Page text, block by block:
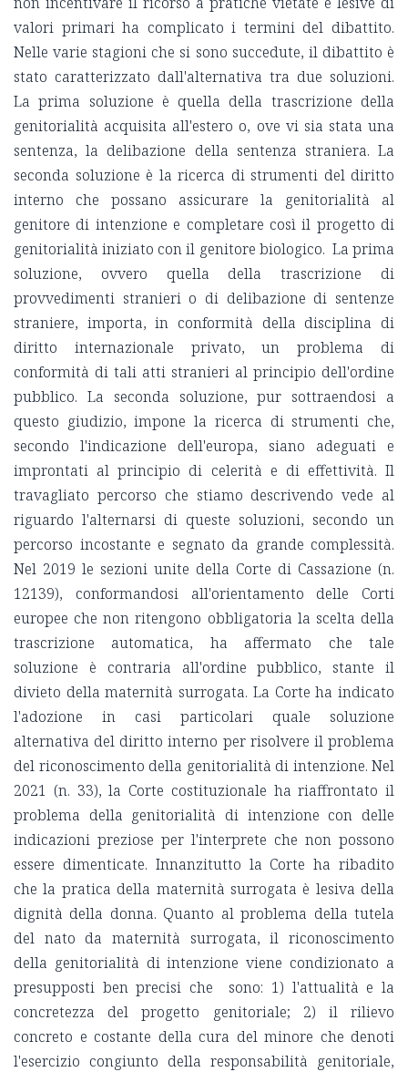
valori primari ha complicato i termini del dibattito.
Nelle varie stagioni che si sono succedute, il dibattito è
stato caratterizzato dall'alternativa tra due soluzioni.
La prima soluzione è quella della trascrizione della
genitorialità acquisita all'estero o, ove vi sia stata una
sentenza, la delibazione della sentenza straniera. La
seconda soluzione è la ricerca di strumenti del diritto
interno che possano assicurare la genitorialità al
genitore di intenzione e completare così il progetto di
genitorialità iniziato con il genitore biologico. La prima
soluzione, ovvero quella della trascrizione di
provvedimenti stranieri o di delibazione di sentenze
straniere, importa, in conformità della disciplina di
diritto internazionale privato, un problema di
conformità di tali atti stranieri al principio dell'ordine
pubblico. La seconda soluzione, pur sottraendosi a
questo giudizio, impone la ricerca di strumenti che,
secondo l'indicazione dell'europa, siano adeguati e
improntati al principio di celerità e di effettività. Il
travagliato percorso che stiamo descrivendo vede al
riguardo l'alternarsi di queste soluzioni, secondo un
percorso incostante e segnato da grande complessità.
Nel 2019 le sezioni unite della Corte di Cassazione (n.
12139), conformandosi all'orientamento delle Corti
europee che non ritengono obbligatoria la scelta della
trascrizione automatica, ha affermato che tale
soluzione è contraria all'ordine pubblico, stante il
divieto della maternità surrogata. La Corte ha indicato
l'adozione in casi particolari quale soluzione
alternativa del diritto interno per risolvere il problema
del riconoscimento della genitorialità di intenzione. Nel
2021 (n. 33), la Corte costituzionale ha riaffrontato il
problema della genitorialità di intenzione con delle
indicazioni preziose per l'interprete che non possono
essere dimenticate. Innanzitutto la Corte ha ribadito
che la pratica della maternità surrogata è lesiva della
dignità della donna. Quanto al problema della tutela
del nato da maternità surrogata, il riconoscimento
della genitorialità di intenzione viene condizionato a
presupposti ben precisi che sono: 1) l'attualità e la
concretezza del progetto genitoriale; 2) il rilievo
concreto e costante della cura del minore che denoti
l'esercizio congiunto della responsabilità genitoriale,